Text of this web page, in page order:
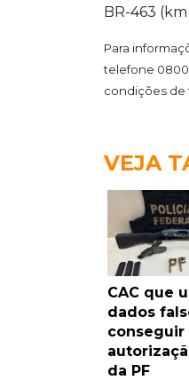
BR-463
Para
telefone 0800
condições de
VEJA
CAC que
dados
conseguir
da PF